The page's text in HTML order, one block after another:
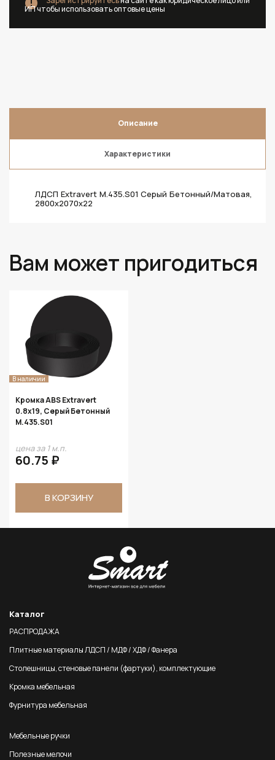
ИП чтобы использовать оптовые цены
Описание
Характеристики
ЛДСП Extravert M.435.S01 Серый Бетонный/Матовая,
2800х2070х22
Вам может пригодиться
В наличии
Кромка ABS Extravert
0.8х19, Серый Бетонный
M.435.S01
цена за 1 м.п.
60.75 ₽
В КОРЗИНУ
Каталог
РАСПРОДАЖА
Плитные материалы ЛДСП / МДФ / ХДФ / Фанера
Столешницы, стеновые панели (фартуки), комплектующие
Кромка мебельная
Фурнитура мебельная
Мебельные ручки
Полезные мелочи